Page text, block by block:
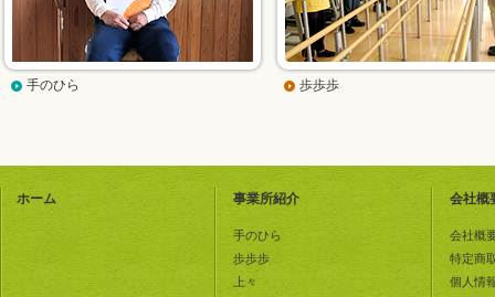
手のひら 歩歩歩
ホーム 事業所紹介
手のひら
歩歩歩
上々
会社概
会社概
特定商
個人情